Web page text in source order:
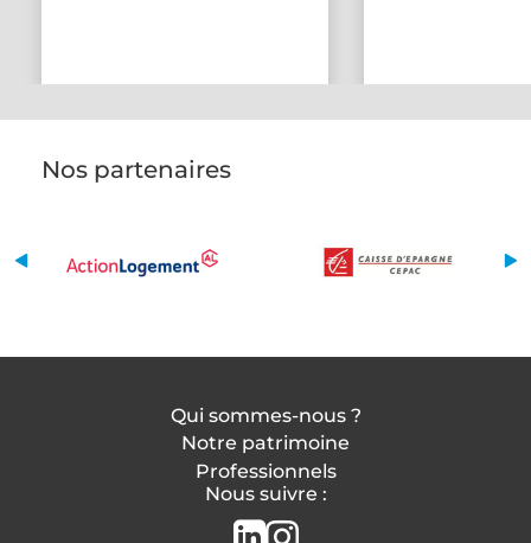
Nos partenaires
Qui sommes-nous ?
Notre patrimoine
Professionnels
Nous suivre :